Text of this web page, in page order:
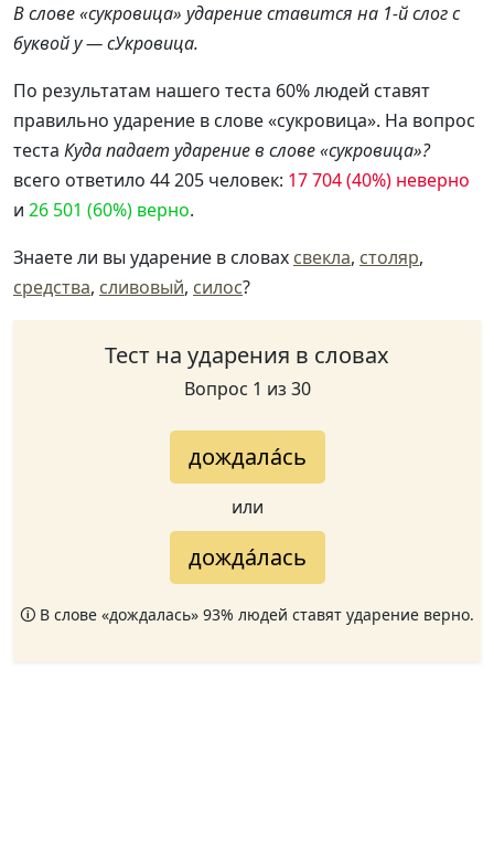
В слове «сукровица» ударение ставится на 1-й слог с
буквой у — сУкровица.
По результатам нашего теста 60% людей ставят
правильно ударение в слове «сукровица». На вопрос
теста Куда падает ударение в слове «сукровица»?
всего ответило 44 205 человек: 17 704 (40%) неверно
и 26 501 (60%) верно.
Знаете ли вы ударение в словах свекла, столяр,
средства, сливовый, силос?
Тест на ударения в словах
Вопрос 1 из 30
дождала́сь
или
дожда́лась
🛈 В слове «дождалась» 93% людей ставят ударение верно.